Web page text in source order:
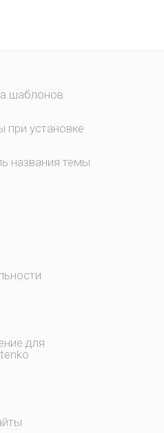
шаблонов
установке
названия темы
для